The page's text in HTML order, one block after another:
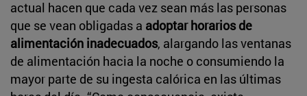
actual hacen que cada vez sean más las personas
que se vean obligadas a adoptar horarios de
alimentación inadecuados, alargando las ventanas
de alimentación hacia la noche o consumiendo la
mayor parte de su ingesta calórica en las últimas